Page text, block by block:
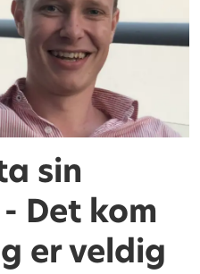
sin
Det kom
er veldig